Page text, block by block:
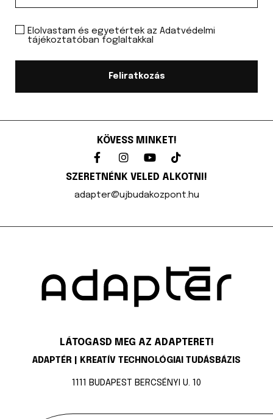
Elolvastam és egyetértek az Adatvédelmi
tájékoztatóban foglaltakkal
Feliratkozás
KÖVESS MINKET!
SZERETNÉNK VELED ALKOTNI!
adapter@ujbudakozpont.hu
LÁTOGASD MEG AZ ADAPTERET!
ADAPTÉR | KREATÍV TECHNOLÓGIAI TUDÁSBÁZIS
1111 BUDAPEST BERCSÉNYI U. 10